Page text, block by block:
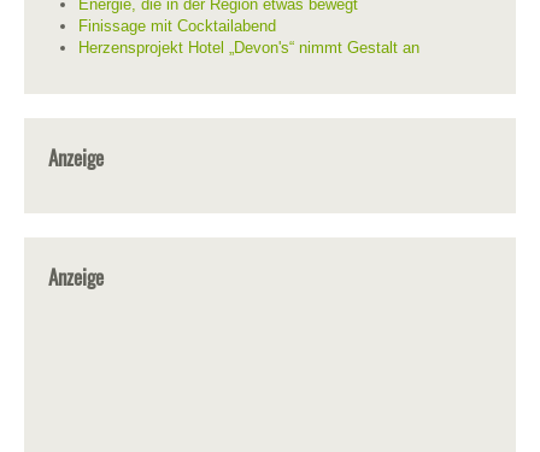
Energie, die in der Region etwas bewegt
Finissage mit Cocktailabend
Herzensprojekt Hotel „Devon's“ nimmt Gestalt an
Anzeige
Anzeige